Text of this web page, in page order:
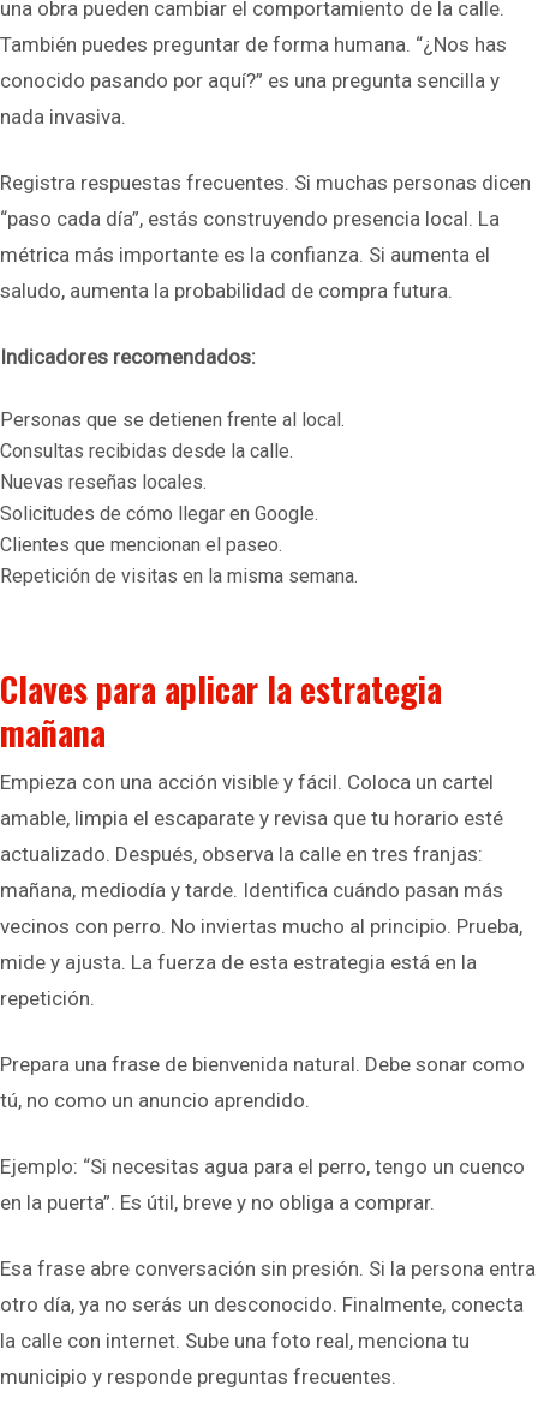
una obra pueden cambiar el comportamiento de la calle.
También puedes preguntar de forma humana. “¿Nos has
conocido pasando por aquí?” es una pregunta sencilla y
nada invasiva.
Registra respuestas frecuentes. Si muchas personas dicen
“paso cada día”, estás construyendo presencia local. La
métrica más importante es la confianza. Si aumenta el
saludo, aumenta la probabilidad de compra futura.
Indicadores recomendados:
Personas que se detienen frente al local.
Consultas recibidas desde la calle.
Nuevas reseñas locales.
Solicitudes de cómo llegar en Google.
Clientes que mencionan el paseo.
Repetición de visitas en la misma semana.
Claves para aplicar la estrategia
mañana
Empieza con una acción visible y fácil. Coloca un cartel
amable, limpia el escaparate y revisa que tu horario esté
actualizado. Después, observa la calle en tres franjas:
mañana, mediodía y tarde. Identifica cuándo pasan más
vecinos con perro. No inviertas mucho al principio. Prueba,
mide y ajusta. La fuerza de esta estrategia está en la
repetición.
Prepara una frase de bienvenida natural. Debe sonar como
tú, no como un anuncio aprendido.
Ejemplo: “Si necesitas agua para el perro, tengo un cuenco
en la puerta”. Es útil, breve y no obliga a comprar.
Esa frase abre conversación sin presión. Si la persona entra
otro día, ya no serás un desconocido. Finalmente, conecta
la calle con internet. Sube una foto real, menciona tu
municipio y responde preguntas frecuentes.